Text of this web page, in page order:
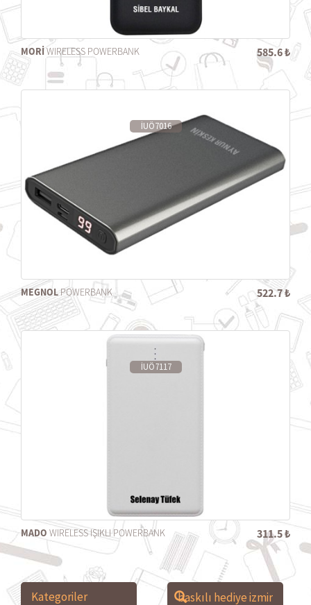
MORİWIRELESS POWERBANK 585.6 ₺
İUÖ7016
MEGNOL POWERBANK 522.7 ₺
İUÖ7117
MADO WIRELESS IŞIKLI POWERBANK 311.5 ₺
Kategoriler